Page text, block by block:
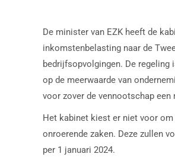
De minister van EZK heeft de
inkomstenbelasting naar de
bedrijfsopvolgingen. De
op de meerwaarde van
voor zover de vennootschap
Het kabinet kiest er niet voor om
onroerende zaken. Deze zullen
per 1 januari 2024.